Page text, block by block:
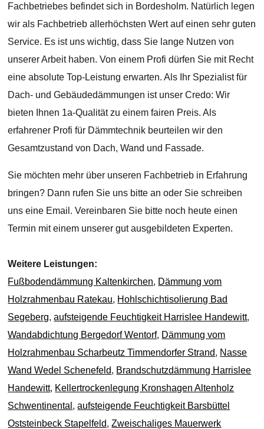
Fachbetriebes befindet sich in Bordesholm. Natürlich legen
wir als Fachbetrieb allerhöchsten Wert auf einen sehr guten
Service. Es ist uns wichtig, dass Sie lange Nutzen von
unserer Arbeit haben. Von einem Profi dürfen Sie mit Recht
eine absolute Top-Leistung erwarten. Als Ihr Spezialist für
Dach- und Gebäudedämmungen ist unser Credo: Wir
bieten Ihnen 1a-Qualität zu einem fairen Preis. Als
erfahrener Profi für Dämmtechnik beurteilen wir den
Gesamtzustand von Dach, Wand und Fassade.
Sie möchten mehr über unseren Fachbetrieb in Erfahrung
bringen? Dann rufen Sie uns bitte an oder Sie schreiben
uns eine Email. Vereinbaren Sie bitte noch heute einen
Termin mit einem unserer gut ausgebildeten Experten.
Weitere Leistungen:
Fußbodendämmung Kaltenkirchen, Dämmung vom
Holzrahmenbau Ratekau, Hohlschichtisolierung Bad
Segeberg,aufsteigende Feuchtigkeit Harrislee Handewitt,
Wandabdichtung Bergedorf Wentorf, Dämmung vom
Holzrahmenbau Scharbeutz Timmendorfer Strand, Nasse
Wand Wedel Schenefeld, Brandschutzdämmung Harrislee
Handewitt, Kellertrockenlegung Kronshagen Altenholz
Schwentinental ,aufsteigende Feuchtigkeit Barsbüttel
Oststeinbeck Stapelfeld,Zweischaliges Mauerwerk